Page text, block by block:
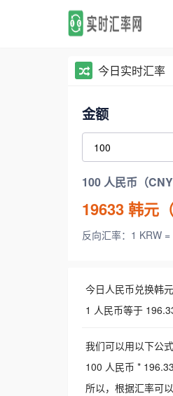
今日实时汇率
金额
100 人民币（
19633韩元
反向汇率：1 KRW
今日人民币兑换韩元
1 人民币等于
我们可以用以下公式
100 人民币 *
所以，根据汇率可